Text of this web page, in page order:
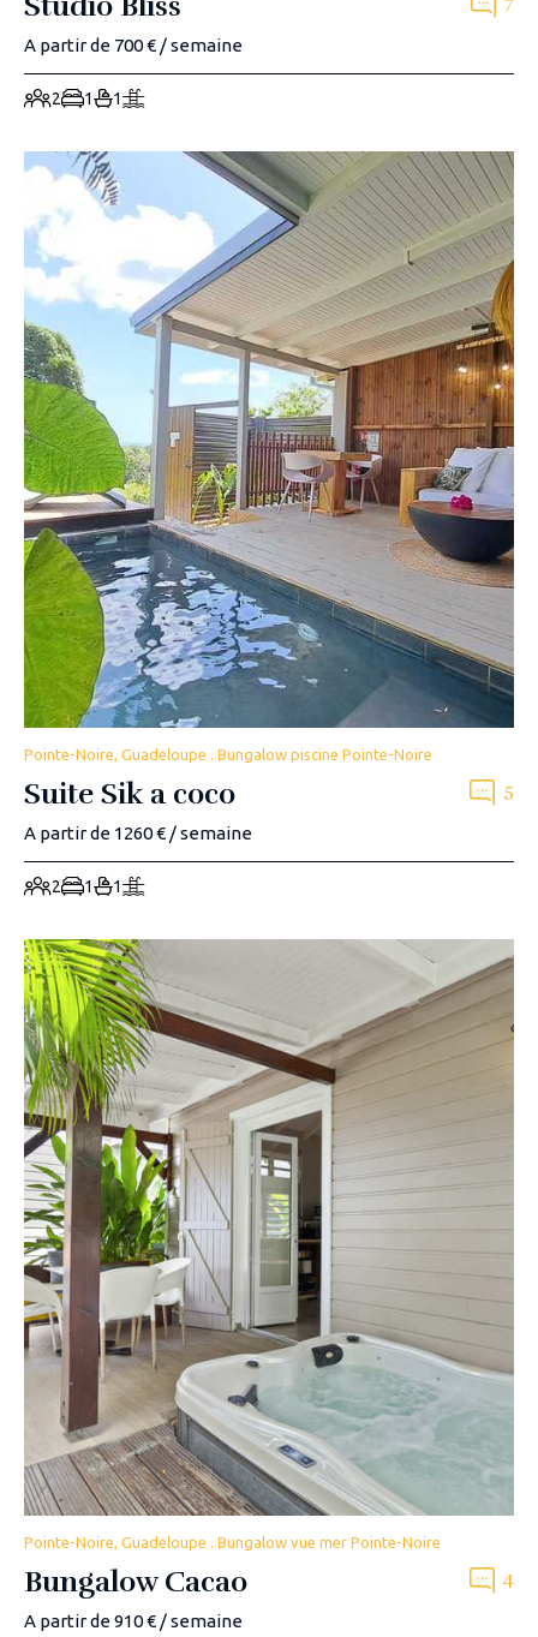
A partir de 700 € / semaine
2 1 1
Pointe-Noire, Guadeloupe . Bungalow piscine Pointe-Noire
Suite Sik a coco 5
A partir de 1260 € / semaine
2 1 1
Pointe-Noire, Guadeloupe . Bungalow vue mer Pointe-Noire
Bungalow Cacao 4
A partir de 910 € / semaine